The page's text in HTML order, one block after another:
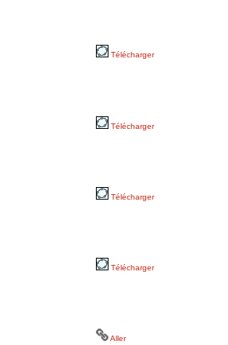
Télécharger
Télécharger
Télécharger
Télécharger
Aller